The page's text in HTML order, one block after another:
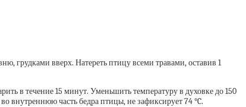
грудками вверх. Натереть птицу всеми травами, оставив 1
в течение 15 минут. Уменьшить температуру в духовке до 150
внутреннюю часть бедра птицы, не зафиксирует 74 °C.